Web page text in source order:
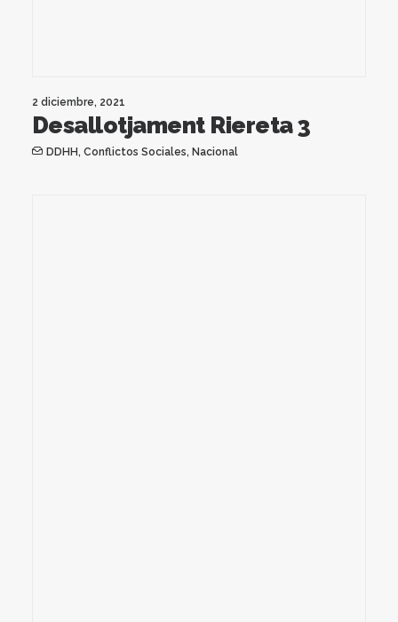
2 diciembre, 2021
Desallotjament Riereta 3
DDHH, Conflictos Sociales, Nacional